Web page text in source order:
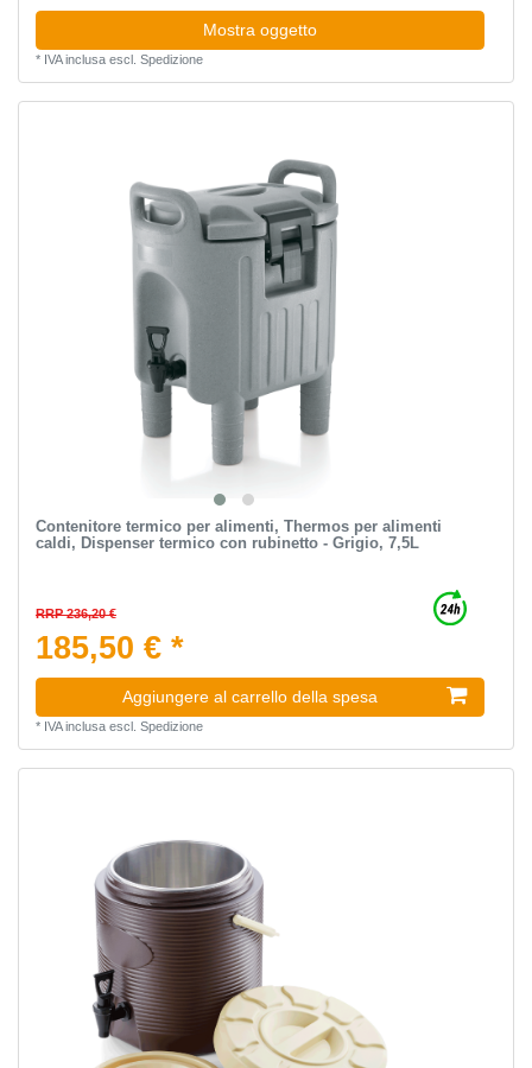
Mostra oggetto
* IVA inclusaescl. Spedizione
Contenitore termico per alimenti, Thermos per alimenti
caldi, Dispenser termico con rubinetto - Grigio, 7,5L
RRP 236,20 €
185,50 € *
Aggiungere al carrello della spesa
* IVA inclusaescl. Spedizione